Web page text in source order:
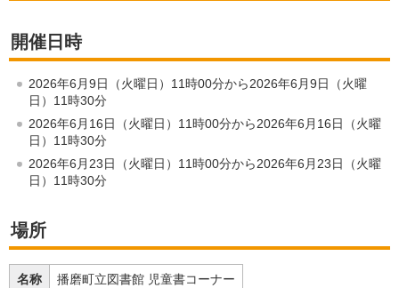
開催日時
2026年6月9日（火曜日）11時00分から2026年6月9日（火曜
日）11時30分
2026年6月16日（火曜日）11時00分から2026年6月16日（火曜
日）11時30分
2026年6月23日（火曜日）11時00分から2026年6月23日（火曜
日）11時30分
場所
名称 播磨町立図書館 児童書コーナー